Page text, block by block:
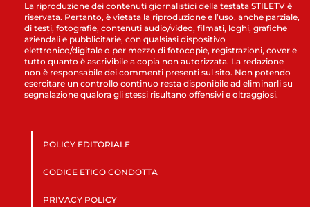
La riproduzione dei contenuti giornalistici della testata STILETV è
riservata. Pertanto, è vietata la riproduzione e l’uso, anche parziale,
di testi, fotografie, contenuti audio/video, filmati, loghi, grafiche
aziendali e pubblicitarie, con qualsiasi dispositivo
elettronico/digitale o per mezzo di fotocopie, registrazioni, cover e
tutto quanto è ascrivibile a copia non autorizzata. La redazione
non è responsabile dei commenti presenti sul sito. Non potendo
esercitare un controllo continuo resta disponibile ad eliminarli su
segnalazione qualora gli stessi risultano offensivi e oltraggiosi.
POLICY EDITORIALE
CODICE ETICO CONDOTTA
PRIVACY POLICY